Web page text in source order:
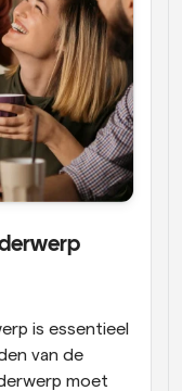
is essentieel
van de
moet